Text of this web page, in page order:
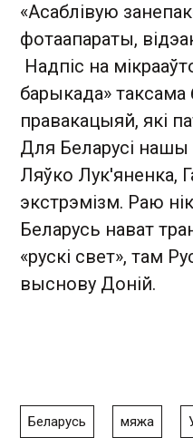
«Асаблівую
фотаапараты,
Надпіс на
барыкада»
правакацыяй, які
Для Беларусі нашы
Ляўко Лук'яненка,
экстрэмізм. Раю
Беларусь нават
«рускі свет», там
выснову Доній.
Беларусь мяжа